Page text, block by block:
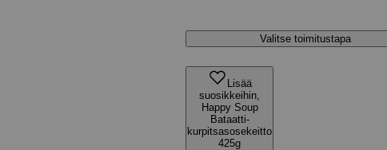
Valitse toimitustapa
Lisää
suosikkeihin,
Happy Soup
Bataatti-
kurpitsasosekeitto
425g